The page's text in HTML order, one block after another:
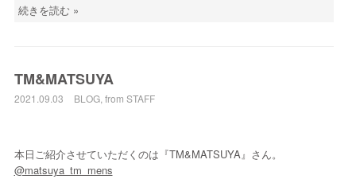
続きを読む »
TM&MATSUYA
2021.09.03 BLOG, from STAFF
本日ご紹介させていただくのは『TM&MATSUYA』さん。
@matsuya_tm_mens